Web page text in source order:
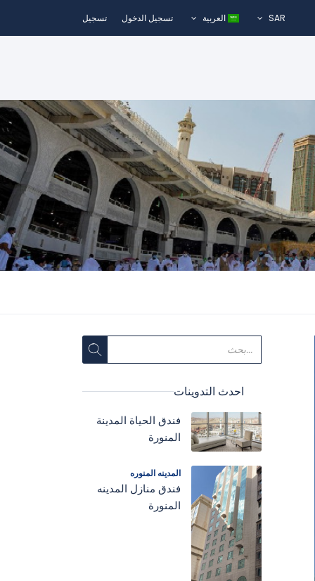
SAR العربية تسجيل الدخول تسجيل
احدث التدوينات
فندق الحياة المدينة
المنورة
المدينه المنوره
فندق منازل المدينه
المنورة